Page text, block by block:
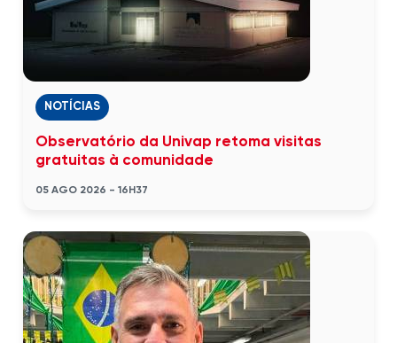
NOTÍCIAS
Observatório da Univap retoma visitas
gratuitas à comunidade
05 AGO 2026 - 16H37